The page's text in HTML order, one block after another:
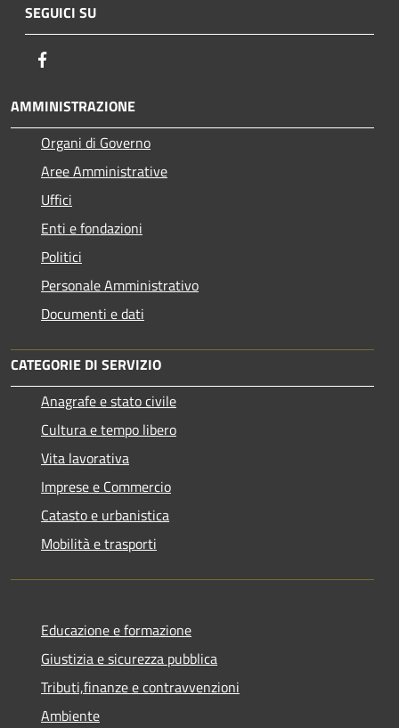
SEGUICI SU
AMMINISTRAZIONE
Organi di Governo
Aree Amministrative
Uffici
Enti e fondazioni
Politici
Personale Amministrativo
Documenti e dati
CATEGORIE DI SERVIZIO
Anagrafe e stato civile
Cultura e tempo libero
Vita lavorativa
Imprese e Commercio
Catasto e urbanistica
Mobilità e trasporti
Educazione e formazione
Giustizia e sicurezza pubblica
Tributi,finanze e contravvenzioni
Ambiente